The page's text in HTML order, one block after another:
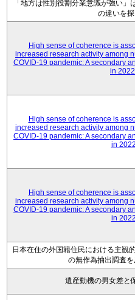
「地方は性別役割分業意識が強い
の違いを探
High sense of coherence is
increased research activity among
COVID-19 pandemic: A secondary
in
High sense of coherence is
increased research activity among
COVID-19 pandemic: A secondary
in 2022
High sense of coherence is
increased research activity among
COVID-19 pandemic: A secondary
in 2022
日本在住の外国籍住民における主観
の無作為抽出調査
遺産動機の男女差と